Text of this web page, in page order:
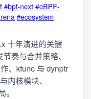
#bpf-next#eBPF-
#ecosystem
十年演进的关键
奏与合并策略、
、kfunc 与 dynptr
内核模块、